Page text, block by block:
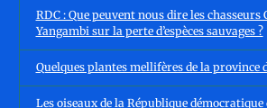
RDC : Que peuvent nous dire les chasseurs
Yangambi sur la perte d’espèces sauvages ?
Quelques plantes mellifères de la province
Les oiseaux de la République démocratique